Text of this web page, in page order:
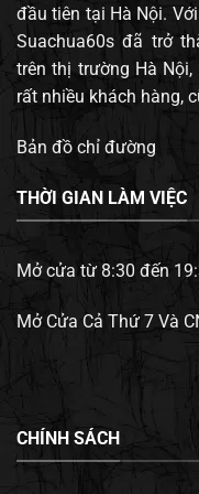
đầu tiên tại Hà Nội.
Suachua60s đã trở
trên thị trường Hà Nội,
rất nhiều khách hàng,
Bản đồ chỉ đường
THỜI GIAN LÀM VIỆC
Mở cửa từ 8:30 đến
Mở Cửa Cả Thứ 7 Và
CHÍNH SÁCH